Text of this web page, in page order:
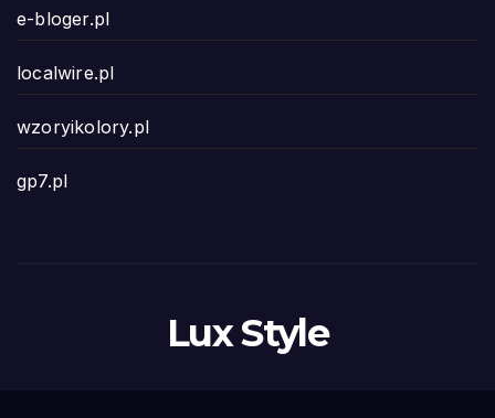
e-bloger.pl
localwire.pl
wzoryikolory.pl
gp7.pl
Lux Style